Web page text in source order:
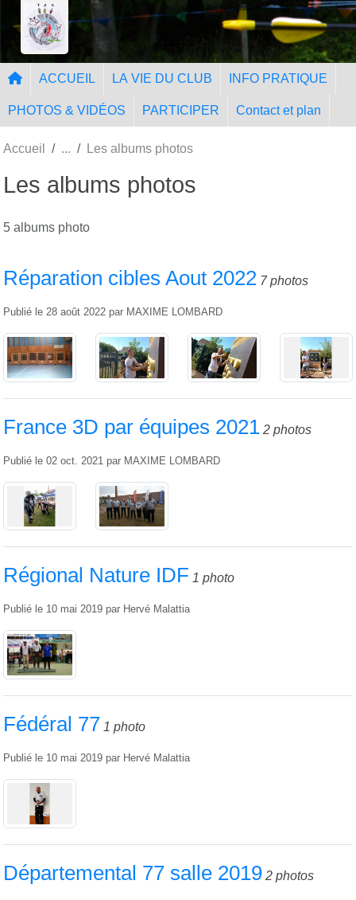
Tir à l'Arc Nangissien
ACCUEIL LA VIE DU CLUB INFO PRATIQUE
PHOTOS & VIDÉOS PARTICIPER Contact et plan
Accueil Les albums photos
Les albums photos
5 albums photo
Réparation cibles Aout 2022 7 photos
Publié le 28 août 2022 par MAXIME LOMBARD
France 3D par équipes 2021 2 photos
Publié le 02 oct. 2021 par MAXIME LOMBARD
Régional Nature IDF 1 photo
Publié le 10 mai 2019 par Hervé Malattia
Fédéral 77 1 photo
Publié le 10 mai 2019 par Hervé Malattia
Départemental 77 salle 2019 2 photos
Panneau de gestion des cookies